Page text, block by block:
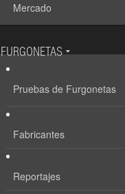
Mercado
FURGONETAS
Pruebas de Furgonetas
Fabricantes
Reportajes